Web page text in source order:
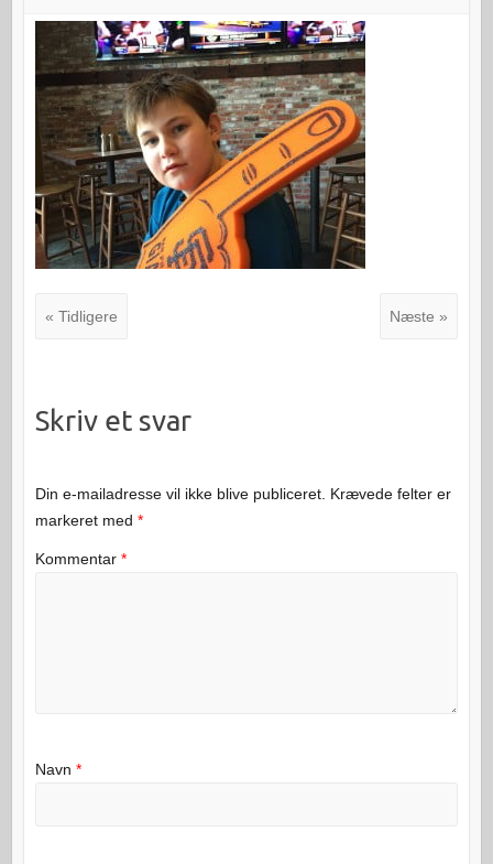
« Tidligere Næste »
Skriv et svar
Din e-mailadresse vil ikke blive publiceret. Krævede felter er
markeret med *
Kommentar *
Navn *